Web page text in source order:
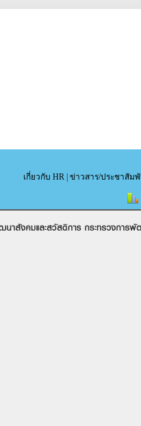
เกี่ยวกับ HR ข่าวสาร/ประชาสัม